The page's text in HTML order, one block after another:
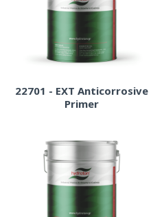
22701 - EXT Anticorrosive
Primer